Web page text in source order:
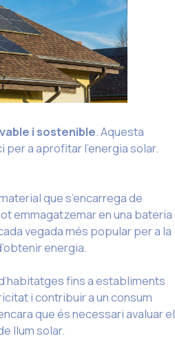
i sostenible . Aquesta
a aprofitar l’energia solar.
que s’encarrega de
emmagatzemar en una bateria
vegada més popular per a la
energia.
d’habitatges fins a establiments
i contribuir a un consum
que és necessari avaluar el
llum solar.